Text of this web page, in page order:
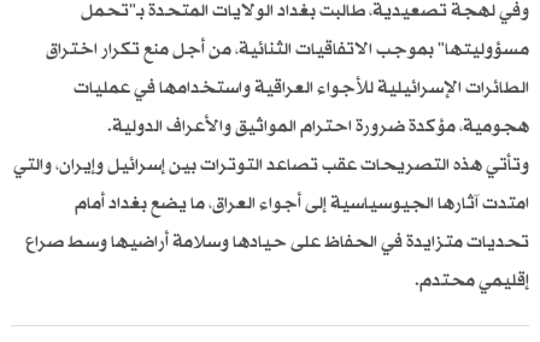
وفي لهجة تصعيدية، طالبت بغداد الولايات المتحدة بـ"تحمل
مسؤوليتها" بموجب الاتفاقيات الثنائية، من أجل منع تكرار اختراق
الطائرات الإسرائيلية للأجواء العراقية واستخدامها في عمليات
هجومية، مؤكدة ضرورة احترام المواثيق والأعراف الدولية.
وتأتي هذه التصريحات عقب تصاعد التوترات بين إسرائيل وإيران، والتي
امتدت آثارها الجيوسياسية إلى أجواء العراق، ما يضع بغداد أمام
تحديات متزايدة في الحفاظ على حيادها وسلامة أراضيها وسط صراع
إقليمي محتدم.